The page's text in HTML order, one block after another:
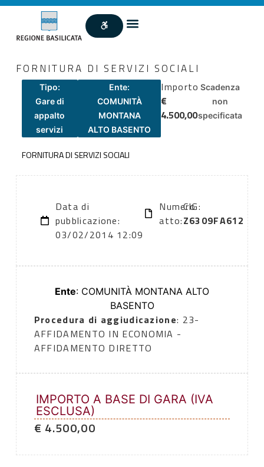
FORNITURA DI SERVIZI SOCIALI
Tipo:
Gare di
appalto
servizi
Ente:
COMUNITÀ
MONTANA
ALTO BASENTO
Importo
€
4.500,00
Scadenza
non
specificata
FORNITURA DI SERVIZI SOCIALI
Data di
pubblicazione:
03/02/2014 12:09
Numero
atto:
CIG:
Z6309FA612
Ente: COMUNITÀ MONTANA ALTO
BASENTO
Procedura di aggiudicazione: 23-
AFFIDAMENTO IN ECONOMIA -
AFFIDAMENTO DIRETTO
IMPORTO A BASE DI GARA (IVA
ESCLUSA)
€ 4.500,00